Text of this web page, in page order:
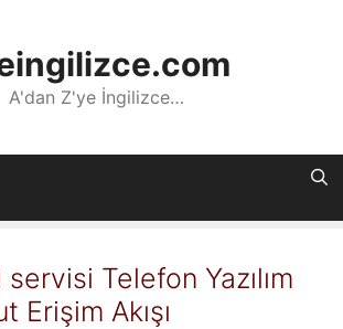
A'dan Z'ye İngilizce…
Telefon Yazılım
Erişim Akışı